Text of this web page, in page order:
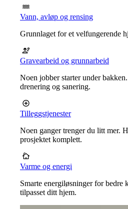
Vann, avløp og rensing
Grunnlaget for et velfungerende
Gravearbeid og grunnarbeid
Noen jobber starter under
drenering og sanering.
Tilleggstjenester
Noen ganger trenger du litt mer.
prosjektet komplett.
Varme og energi
Smarte energiløsninger for bedre
tilpasset ditt hjem.